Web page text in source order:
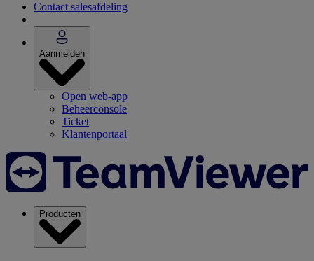
Contact salesafdeling
Aanmelden
Open web-app
Beheerconsole
Ticket
Klantenportaal
Producten